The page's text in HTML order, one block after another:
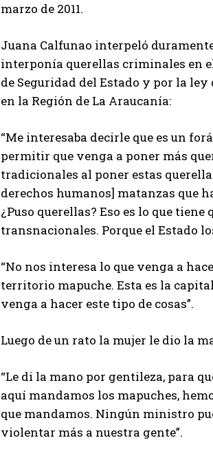
marzo de 2011.
Juana Calfunao interpeló
interponía querellas criminales en
de Seguridad del Estado y por la
en la Región de La Araucanía:
“Me interesaba decirle que es un
permitir que venga a poner más
tradicionales al poner estas
derechos humanos] matanzas que
¿Puso querellas? Eso es lo que
transnacionales. Porque el Estado
“No nos interesa lo que venga a
territorio mapuche. Esta es la
venga a hacer este tipo de cosas”.
Luego de un rato la mujer le dio la
“Le di la mano por gentileza, para
aquí mandamos los mapuches,
que mandamos. Ningún ministro
violentar más a nuestra gente”.